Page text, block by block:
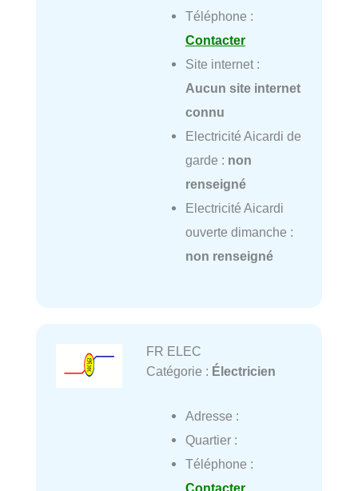
Téléphone :
Contacter
Site internet :
Aucun site internet
connu
Electricité Aicardi de
garde : non
renseigné
Electricité Aicardi
ouverte dimanche :
non renseigné
FR ELEC
Catégorie : Électricien
Adresse :
Quartier :
Téléphone :
Contacter